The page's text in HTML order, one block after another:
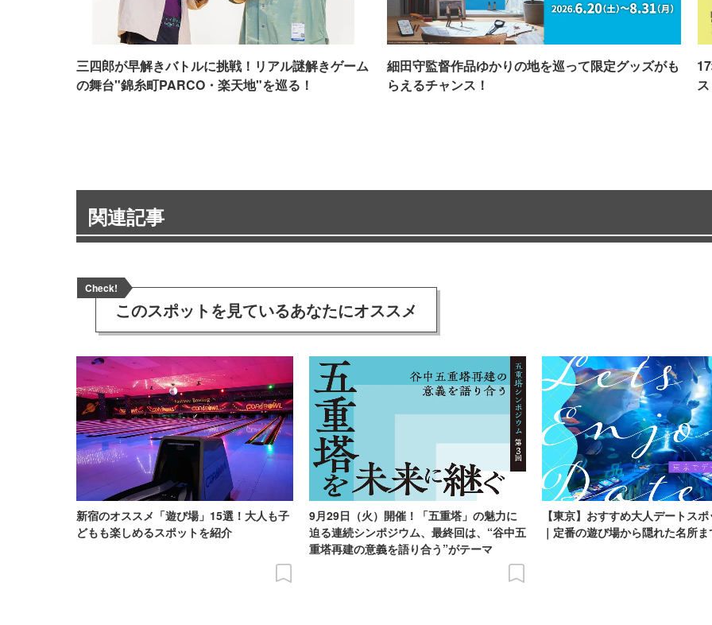
三四郎が早解きバトルに挑戦！リアル謎解きゲーム
の舞台"錦糸町PARCO・楽天地"を巡る！
細田守監督作品ゆかりの地を巡って限定グッズがも
らえるチャンス！
関連記事
Check!
このスポットを見ているあなたにオススメ
新宿のオススメ「遊び場」15選！大人も子
どもも楽しめるスポットを紹介
9月29日（火）開催！「五重塔」の魅力に
迫る連続シンポジウム、最終回は、“谷中五
重塔再建の意義を語り合う”がテーマ
【東京】おすすめ大人デートス
｜定番の遊び場から隠れた名所ま